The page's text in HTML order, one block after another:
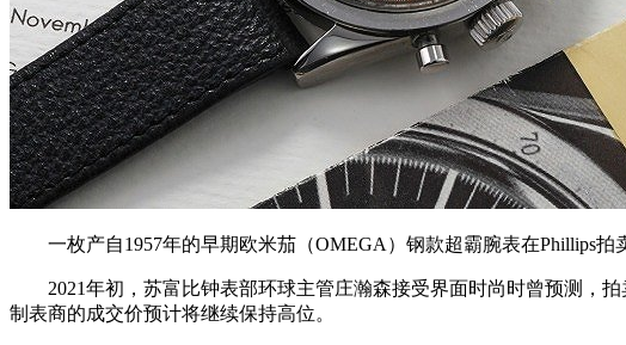
一枚产自1957年的早期欧米茄（OMEGA）钢款超霸腕表在Phillips拍
2021年初，苏富比钟表部环球主管庄瀚森接受界面时尚时曾预测，拍
制表商的成交价预计将继续保持高位。